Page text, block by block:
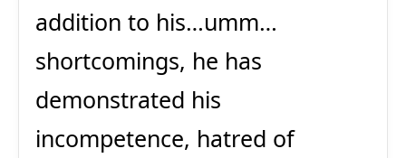
addition to his…umm…
shortcomings, he has
demonstrated his
incompetence, hatred of